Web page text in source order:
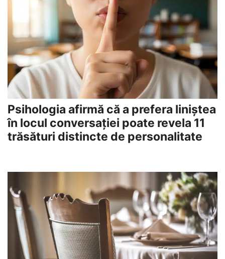
Psihologia afirmă că a prefera liniștea
în locul conversației poate revela 11
trăsături distincte de personalitate